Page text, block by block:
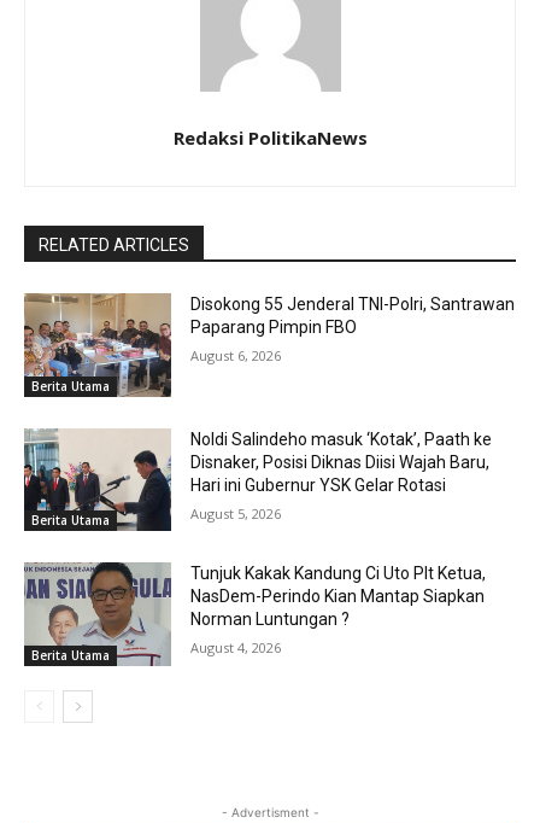
Redaksi PolitikaNews
RELATED ARTICLES
Berita Utama
Disokong 55 Jenderal TNI-Polri, Santrawan
Paparang Pimpin FBO
August 6, 2026
Berita Utama
Noldi Salindeho masuk ‘Kotak’, Paath ke
Disnaker, Posisi Diknas Diisi Wajah Baru,
Hari ini Gubernur YSK Gelar Rotasi
August 5, 2026
Berita Utama
Tunjuk Kakak Kandung Ci Uto Plt Ketua,
NasDem-Perindo Kian Mantap Siapkan
Norman Luntungan ?
August 4, 2026
- Advertisment -